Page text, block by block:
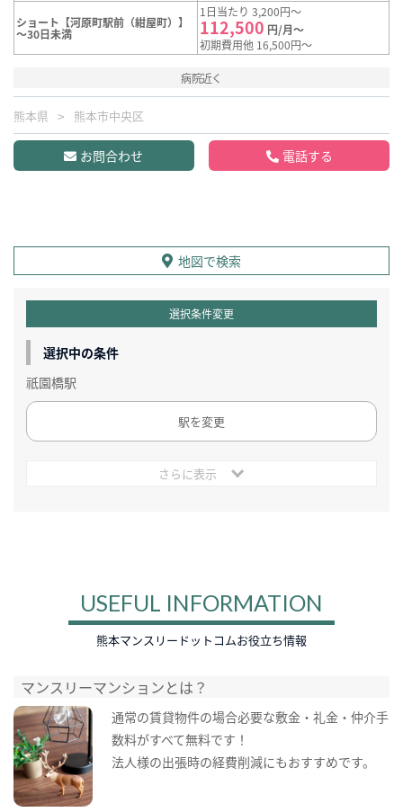
ショート【河原町駅前（紺屋町）】
～30日未満
1日当たり 3,200円～
112,500 円/月～
初期費用他 16,500円～
病院近く
熊本県 熊本市中央区
お問合わせ 電話する
地図で検索
選択条件変更
選択中の条件
祇園橋駅
駅を変更
さらに表示
USEFUL INFORMATION
熊本マンスリードットコムお役立ち情報
マンスリーマンションとは？
通常の賃貸物件の場合必要な敷金・礼金・仲介手
数料がすべて無料です！
法人様の出張時の経費削減にもおすすめです。